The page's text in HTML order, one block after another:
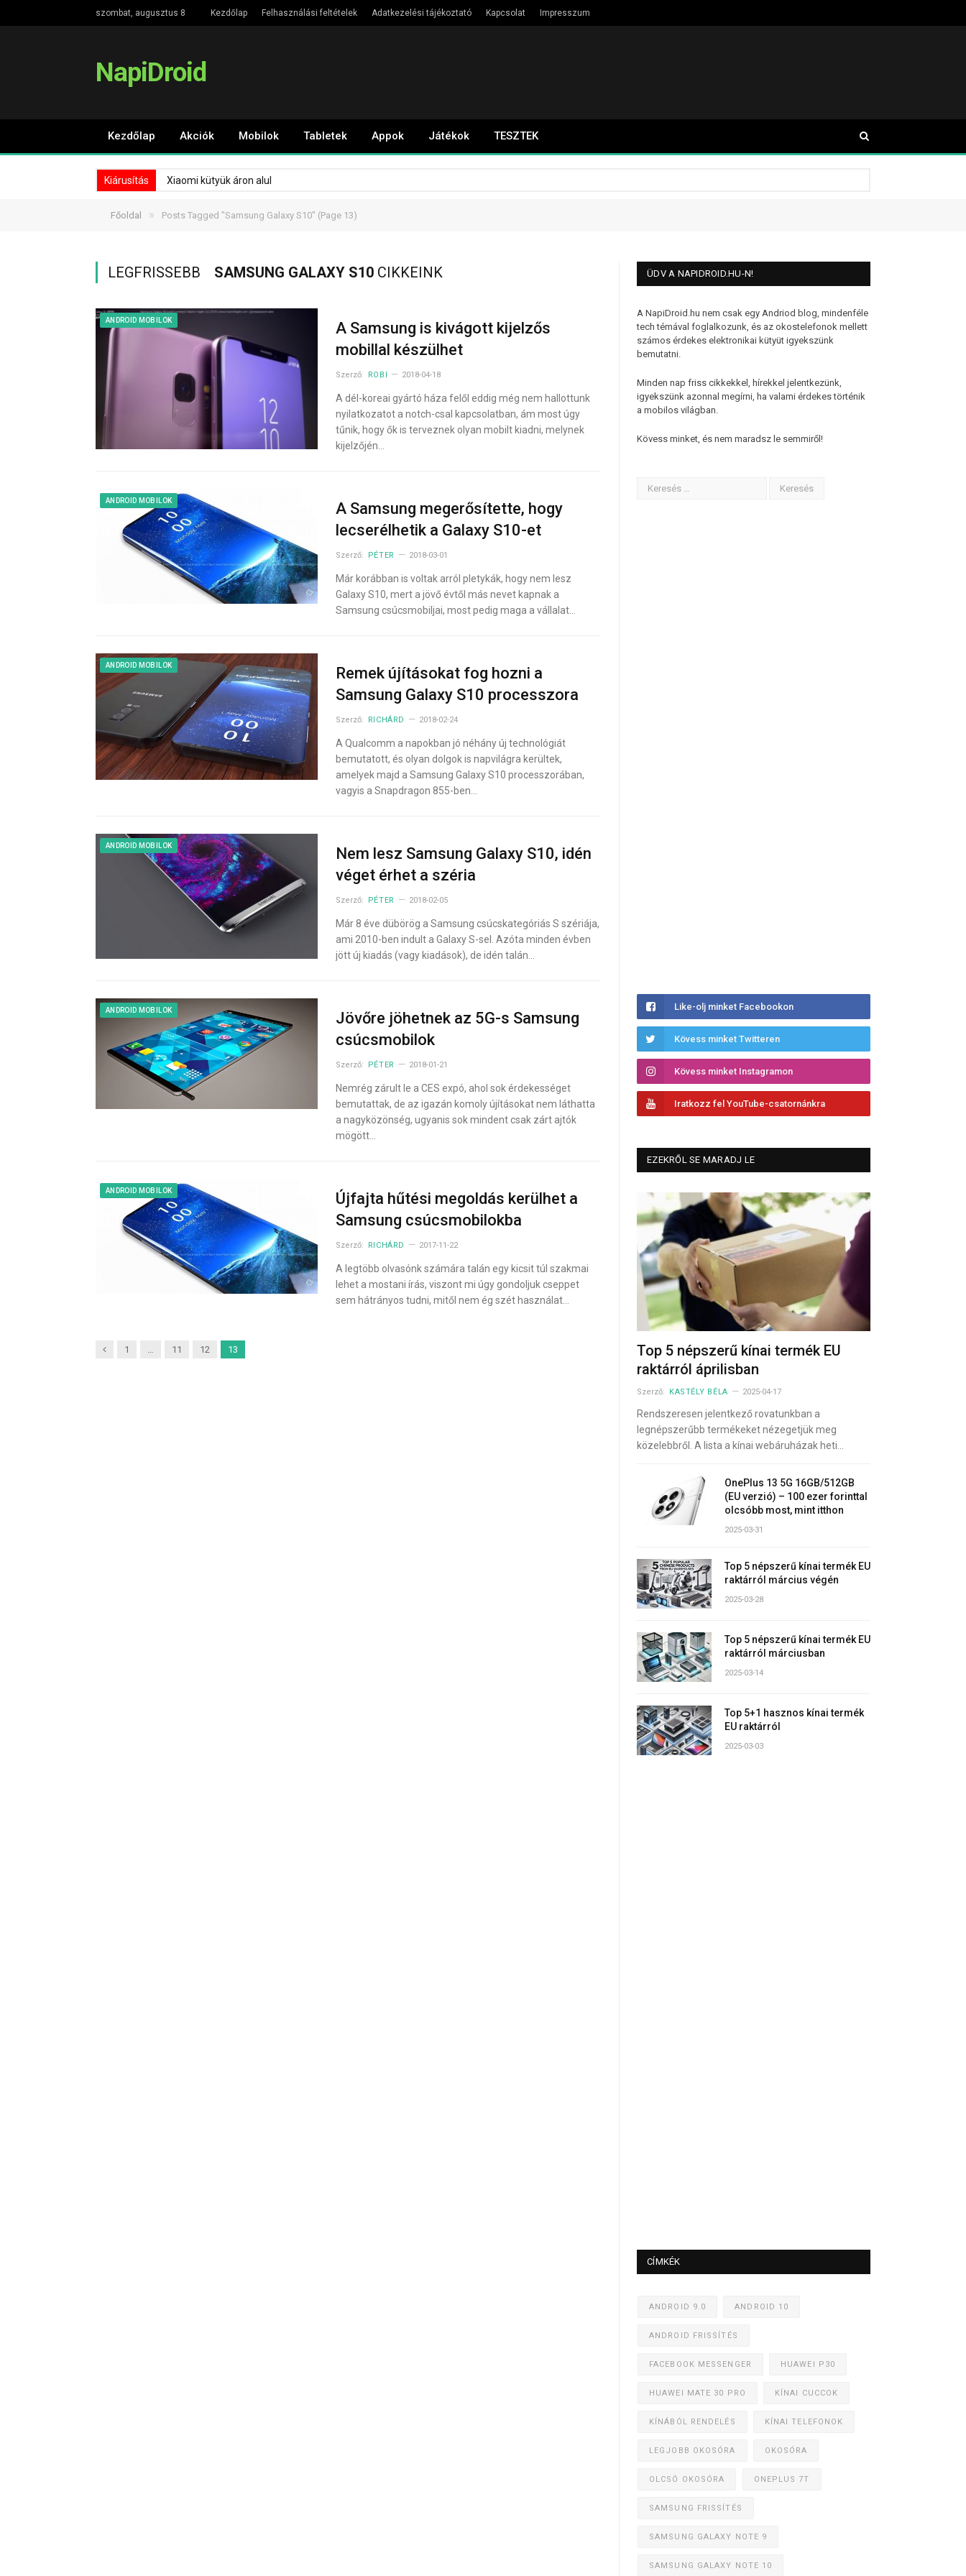
szombat, augusztus 8 Kezdőlap Felhasználási feltételek Adatkezelési tájékoztató Kapcsolat Impresszum
NapiDroid
Kezdőlap Akciók Mobilok Tabletek Appok Játékok TESZTEK
Kiárusítás Xiaomi kütyük áron alul
Főoldal » Posts Tagged "Samsung Galaxy S10" (Page 13)
LEGFRISSEBB SAMSUNG GALAXY S10 CIKKEINK
ANDROID MOBILOK
A Samsung is kivágott kijelzős
mobillal készülhet
Szerző: ROBI 2018-04-18
A dél-koreai gyártó háza felől eddig még nem hallottunk
nyilatkozatot a notch-csal kapcsolatban, ám most úgy
tűnik, hogy ők is terveznek olyan mobilt kiadni, melynek
kijelzőjén…
ANDROID MOBILOK
A Samsung megerősítette, hogy
lecserélhetik a Galaxy S10-et
Szerző: PÉTER 2018-03-01
Már korábban is voltak arról pletykák, hogy nem lesz
Galaxy S10, mert a jövő évtől más nevet kapnak a
Samsung csúcsmobiljai, most pedig maga a vállalat…
ANDROID MOBILOK
Remek újításokat fog hozni a
Samsung Galaxy S10 processzora
Szerző: RICHÁRD 2018-02-24
A Qualcomm a napokban jó néhány új technológiát
bemutatott, és olyan dolgok is napvilágra kerültek,
amelyek majd a Samsung Galaxy S10 processzorában,
vagyis a Snapdragon 855-ben…
ANDROID MOBILOK
Nem lesz Samsung Galaxy S10, idén
véget érhet a széria
Szerző: PÉTER 2018-02-05
Már 8 éve dübörög a Samsung csúcskategóriás S szériája,
ami 2010-ben indult a Galaxy S-sel. Azóta minden évben
jött új kiadás (vagy kiadások), de idén talán…
ANDROID MOBILOK
Jövőre jöhetnek az 5G-s Samsung
csúcsmobilok
Szerző: PÉTER 2018-01-21
Nemrég zárult le a CES expó, ahol sok érdekességet
bemutattak, de az igazán komoly újításokat nem láthatta
a nagyközönség, ugyanis sok mindent csak zárt ajtók
mögött…
ANDROID MOBILOK
Újfajta hűtési megoldás kerülhet a
Samsung csúcsmobilokba
Szerző: RICHÁRD 2017-11-22
A legtöbb olvasónk számára talán egy kicsit túl szakmai
lehet a mostani írás, viszont mi úgy gondoljuk cseppet
sem hátrányos tudni, mitől nem ég szét használat…
Previous
1 … 11 12 13
ÜDV A NAPIDROID.HU-N!
A NapiDroid.hu nem csak egy Andriod blog, mindenféle
tech témával foglalkozunk, és az okostelefonok mellett
számos érdekes elektronikai kütyüt igyekszünk
bemutatni.
Minden nap friss cikkekkel, hírekkel jelentkezünk,
igyekszünk azonnal megírni, ha valami érdekes történik
a mobilos világban.
Kövess minket, és nem maradsz le semmiről!
Like-olj minket Facebookon
Kövess minket Twitteren
Kövess minket Instagramon
Iratkozz fel YouTube-csatornánkra
EZEKRŐL SE MARADJ LE
Top 5 népszerű kínai termék EU
raktárról áprilisban
Szerző: KASTÉLY BÉLA 2025-04-17
Rendszeresen jelentkező rovatunkban a
legnépszerűbb termékeket nézegetjük meg
közelebbről. A lista a kínai webáruházak heti…
OnePlus 13 5G 16GB/512GB
(EU verzió) – 100 ezer forinttal
olcsóbb most, mint itthon
2025-03-31
Top 5 népszerű kínai termék EU
raktárról március végén
2025-03-28
Top 5 népszerű kínai termék EU
raktárról márciusban
2025-03-14
Top 5+1 hasznos kínai termék
EU raktárról
2025-03-03
CÍMKÉK
ANDROID 9.0 ANDROID 10
ANDROID FRISSÍTÉS
FACEBOOK MESSENGER HUAWEI P30
HUAWEI MATE 30 PRO KÍNAI CUCCOK
KÍNÁBÓL RENDELÉS KÍNAI TELEFONOK
LEGJOBB OKOSÓRA OKOSÓRA
OLCSÓ OKOSÓRA ONEPLUS 7T
SAMSUNG FRISSÍTÉS
SAMSUNG GALAXY NOTE 9
SAMSUNG GALAXY NOTE 10